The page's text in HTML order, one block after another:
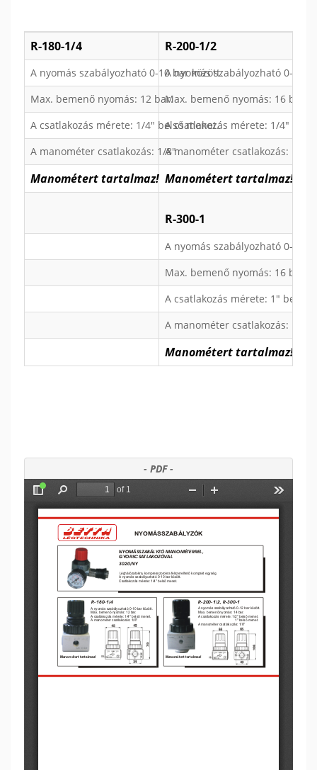
R-180-1/4 R-200-1/2
A nyomás szabályozható 0-10 bar között.A nyomás szabályozható 0-12
Max. bemenő nyomás: 12 bar.Max. bemenő nyomás: 16 bar.
A csatlakozás mérete: 1/4" belső menet.A csatlakozás mérete: 1/4"
A manométer csatlakozás: 1/8"A manométer csatlakozás: 1/8"
Manométert tartalmaz! Manométert tartalmaz!
R-300-1
A nyomás szabályozható 0-12
Max. bemenő nyomás: 16 bar.
A csatlakozás mérete: 1" belső
A manométer csatlakozás: 1/8"
Manométert tartalmaz!